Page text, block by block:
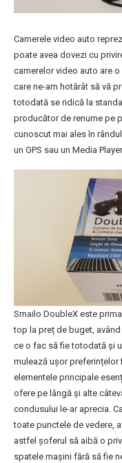
Camerele video auto
poate avea dovezi cu
camerelor video auto are
care ne-am hotărât să vă
totodată se ridică la
producător de renume pe
cunoscut mai ales în
un GPS sau un Media
Smailo DoubleX este
top la preț de buget,
ce o fac să fie totodată și
mulează ușor
elementele principale
ofere pe lângă și alte
condusului le-ar aprecia.
toate punctele de vedere,
astfel șoferul să aibă o
spatele mașini fără să fie